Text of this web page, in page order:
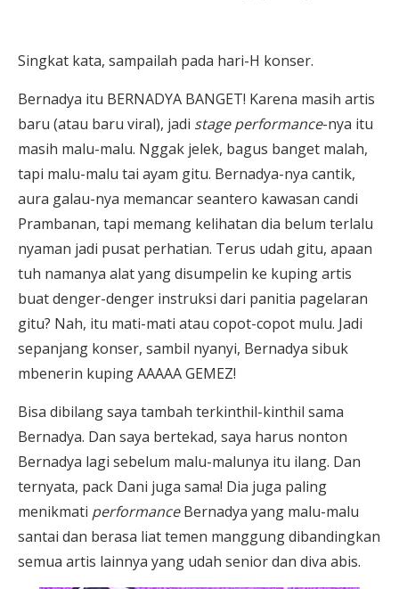
Singkat kata, sampailah pada hari-H konser.
Bernadya itu BERNADYA BANGET! Karena masih artis
baru (atau baru viral), jadi stage performance-nya itu
masih malu-malu. Nggak jelek, bagus banget malah,
tapi malu-malu tai ayam gitu. Bernadya-nya cantik,
aura galau-nya memancar seantero kawasan candi
Prambanan, tapi memang kelihatan dia belum terlalu
nyaman jadi pusat perhatian. Terus udah gitu, apaan
tuh namanya alat yang disumpelin ke kuping artis
buat denger-denger instruksi dari panitia pagelaran
gitu? Nah, itu mati-mati atau copot-copot mulu. Jadi
sepanjang konser, sambil nyanyi, Bernadya sibuk
mbenerin kuping AAAAA GEMEZ!
Bisa dibilang saya tambah terkinthil-kinthil sama
Bernadya. Dan saya bertekad, saya harus nonton
Bernadya lagi sebelum malu-malunya itu ilang. Dan
ternyata, pack Dani juga sama! Dia juga paling
menikmati performanceBernadya yang malu-malu
santai dan berasa liat temen manggung dibandingkan
semua artis lainnya yang udah senior dan diva abis.